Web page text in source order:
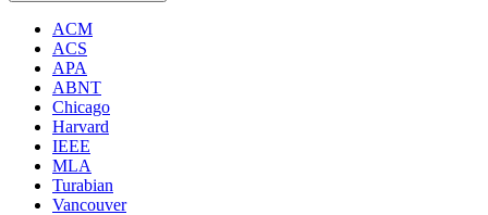
ACM
ACS
APA
ABNT
Chicago
Harvard
IEEE
MLA
Turabian
Vancouver